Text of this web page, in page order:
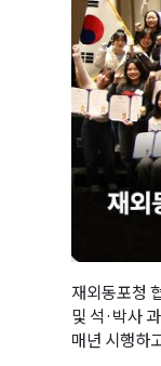
재외동포청
및 석·박사
매년 시행하